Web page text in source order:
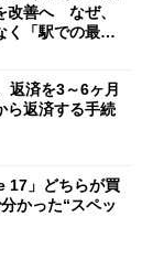
改善へ なぜ、
く「駅での最短
返済を3～6ヶ月
ら返済する手続
17」どちらが買
かった“スペッ